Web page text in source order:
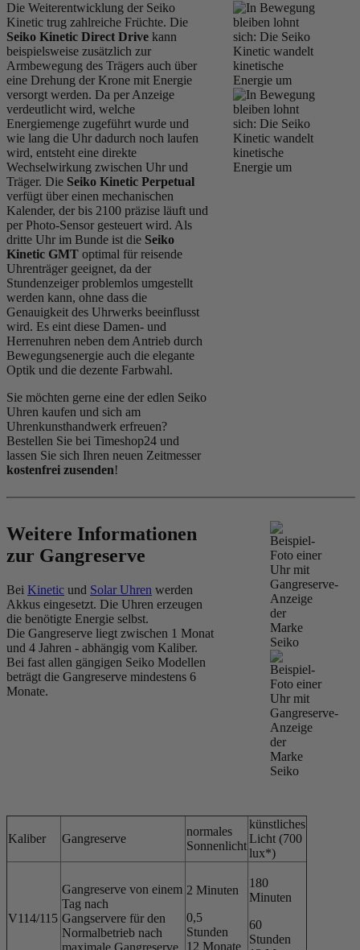
Die Weiterentwicklung der Seiko
Kinetic trug zahlreiche Früchte. Die
Seiko Kinetic Direct Drive kann
beispielsweise zusätzlich zur
Armbewegung des Trägers auch über
eine Drehung der Krone mit Energie
versorgt werden. Da per Anzeige
verdeutlicht wird, welche
Energiemenge zugeführt wurde und
wie lang die Uhr dadurch noch laufen
wird, entsteht eine direkte
Wechselwirkung zwischen Uhr und
Träger. Die Seiko Kinetic Perpetual
verfügt über einen mechanischen
Kalender, der bis 2100 präzise läuft und
per Photo-Sensor gesteuert wird. Als
dritte Uhr im Bunde ist die Seiko
Kinetic GMT optimal für reisende
Uhrenträger geeignet, da der
Stundenzeiger problemlos umgestellt
werden kann, ohne dass die
Genauigkeit des Uhrwerks beeinflusst
wird. Es eint diese Damen- und
Herrenuhren neben dem Antrieb durch
Bewegungsenergie auch die elegante
Optik und die dezente Farbwahl.
Sie möchten gerne eine der edlen Seiko
Uhren kaufen und sich am
Uhrenkunsthandwerk erfreuen?
Bestellen Sie bei Timeshop24 und
lassen Sie sich Ihren neuen Zeitmesser
kostenfrei zusenden!
Weitere Informationen
zur Gangreserve
Bei Kinetic und Solar Uhren werden
Akkus eingesetzt. Die Uhren erzeugen
die benötigte Energie selbst.
Die Gangreserve liegt zwischen 1 Monat
und 4 Jahren - abhängig vom Kaliber.
Bei fast allen gängigen Seiko Modellen
beträgt die Gangreserve mindestens 6
Monate.
Kaliber Gangreserve
normales
Sonnenlicht
künstliches
Licht (700
lux*)
V114/115
Gangreserve von einem
Tag nach
Gangservere für den
Normalbetrieb nach
maximale Gangreserve
2 Minuten
0,5
Stunden
12 Monate
180
Minuten
60
Stunden